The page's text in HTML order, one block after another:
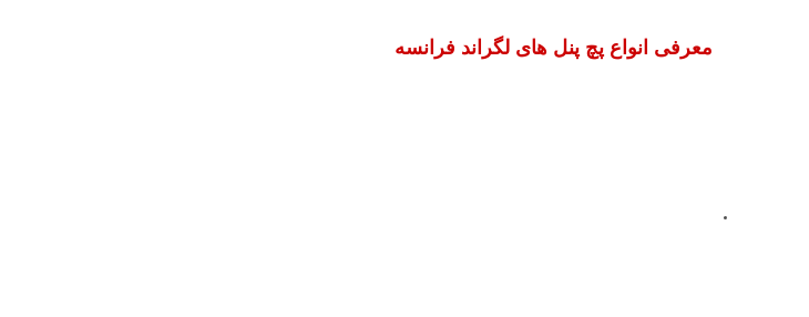
معرفی انواع پچ پنل های لگراند فرانسه